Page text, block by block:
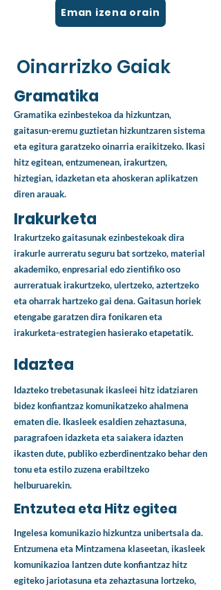
Eman izena orain
Oinarrizko Gaiak
Gramatika
Gramatika ezinbestekoa da hizkuntzan,
gaitasun-eremu guztietan hizkuntzaren sistema
eta egitura garatzeko oinarria eraikitzeko. Ikasi
hitz egitean, entzumenean, irakurtzen,
hiztegian, idazketan eta ahoskeran aplikatzen
diren arauak.
Irakurketa
Irakurtzeko gaitasunak ezinbestekoak dira
irakurle aurreratu seguru bat sortzeko, material
akademiko, enpresarial edo zientifiko oso
aurreratuak irakurtzeko, ulertzeko, aztertzeko
eta oharrak hartzeko gai dena. Gaitasun horiek
etengabe garatzen dira fonikaren eta
irakurketa-estrategien hasierako etapetatik.
Idaztea
Idazteko trebetasunak ikasleei hitz idatziaren
bidez konfiantzaz komunikatzeko ahalmena
ematen die. Ikasleek esaldien zehaztasuna,
paragrafoen idazketa eta saiakera idazten
ikasten dute, publiko ezberdinentzako behar den
tonu eta estilo zuzena erabiltzeko
helburuarekin.
Entzutea eta Hitz egitea
Ingelesa komunikazio hizkuntza unibertsala da.
Entzumena eta Mintzamena klaseetan, ikasleek
komunikazioa lantzen dute konfiantzaz hitz
egiteko jariotasuna eta zehaztasuna lortzeko,